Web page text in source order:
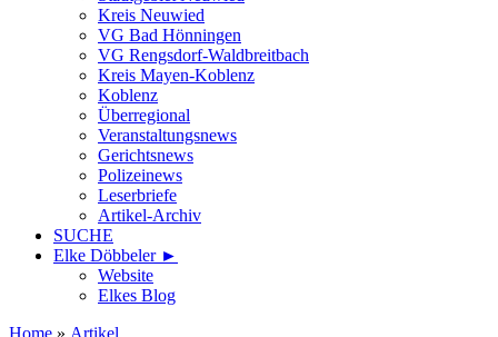
Kreis Neuwied
VG Bad Hönningen
VG Rengsdorf-Waldbreitbach
Kreis Mayen-Koblenz
Koblenz
Überregional
Veranstaltungsnews
Gerichtsnews
Polizeinews
Leserbriefe
Artikel-Archiv
SUCHE
Elke Döbbeler ►
Website
Elkes Blog
Home » Artikel